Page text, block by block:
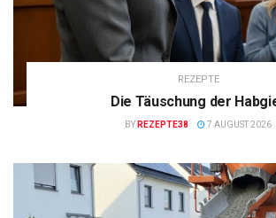
REZEPTE
Die Täuschung der
BY REZEPTE38 7 AUGUST 2026